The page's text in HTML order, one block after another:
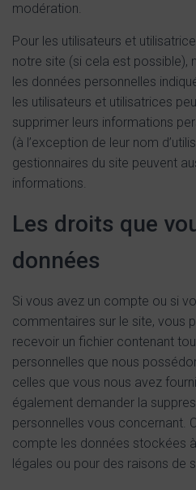
modération.
Pour les utilisateurs et
notre site (si cela est possible),
les données personnelles
les utilisateurs et utilisatrices
supprimer leurs informations
(à l’exception de leur nom
gestionnaires du site peuvent
informations.
Les droits que
données
Si vous avez un compte ou si
commentaires sur le site, vous
recevoir un fichier contenant
personnelles que nous
celles que vous nous avez
également demander la
personnelles vous concernant.
compte les données stockées
légales ou pour des raisons de